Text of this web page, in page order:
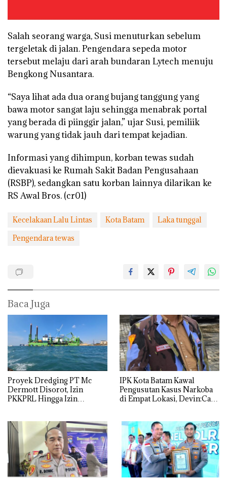
Salah seorang warga, Susi menuturkan sebelum
tergeletak di jalan. Pengendara sepeda motor
tersebut melaju dari arah bundaran Lytech menuju
Bengkong Nusantara.
“Saya lihat ada dua orang bujang tanggung yang
bawa motor sangat laju sehingga menabrak portal
yang berada di piinggir jalan,” ujar Susi, pemiliik
warung yang tidak jauh dari tempat kejadian.
Informasi yang dihimpun, korban tewas sudah
dievakuasi ke Rumah Sakit Badan Pengusahaan
(RSBP), sedangkan satu korban lainnya dilarikan ke
RS Awal Bros. (cr01)
Kecelakaan Lalu Lintas Kota Batam
Laka tunggal
Pengendara tewas
Baca Juga
Proyek Dredging PT Mc
Dermott Disorot, Izin
PKKPRL Hingga Izin
IPK Kota Batam Kawal
Pengusutan Kasus Narkoba
di Empat Lokasi, Devin:Cari